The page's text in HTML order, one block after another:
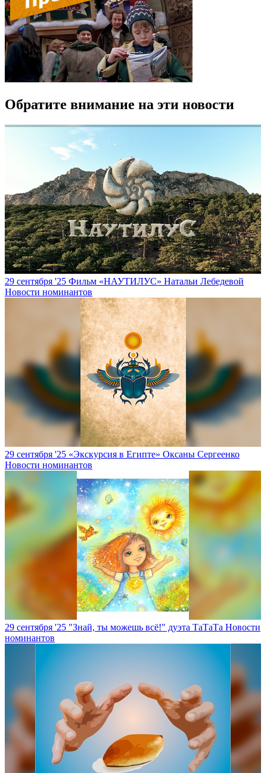
Обратите внимание на эти новости
29 сентября '25 Фильм «НАУТИЛУС» Натальи Лебедевой
Новости номинантов
29 сентября '25 «Экскурсия в Египте» Оксаны Сергеенко
Новости номинантов
29 сентября '25 "Знай, ты можешь всё!" дуэта ТаТаТа Новости
номинантов